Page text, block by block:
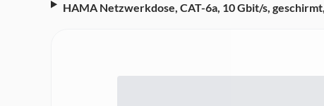
HAMA Netzwerkdose, CAT-6a, 10 Gbit/s,